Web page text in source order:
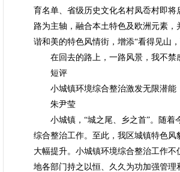
育名单、省级历史文化名村凤岙村即
路为主轴，融合本土特色及欧洲元素
谐和美的特色风情街，增添“看得见山
在回去的路上，一路风景，我不禁
短评
小城镇环境综合整治激发无限潜能
朱尹莹
小城镇，“城之尾、乡之首”。随着
综合整治工作。至此，我区城镇特色
大幅提升。小城镇环境综合整治工作
地各部门持之以恒、久久为功加强管